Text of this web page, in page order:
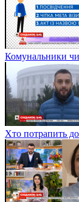
Комунальники чи
Хто потрапить